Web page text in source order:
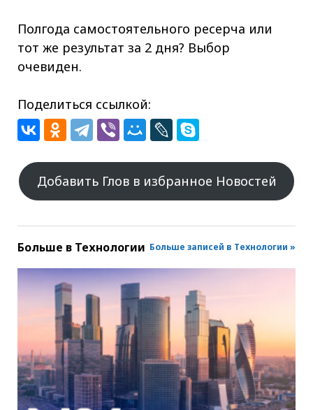
Полгода самостоятельного ресерча или
тот же результат за 2 дня? Выбор
очевиден.
Поделиться ссылкой:
Добавить Глов в избранное Новостей
Больше в Технологии Больше записей в Технологии »